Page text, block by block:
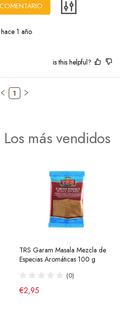
hace 1 año
is this helpful?
1
Los más vendidos
TRS Garam Masala Mezcla de
Especias Aromáticas 100 g
(0)
€2,95
Salsa de Chili Crujiente 210g
Laoganma
(43)
€4,95